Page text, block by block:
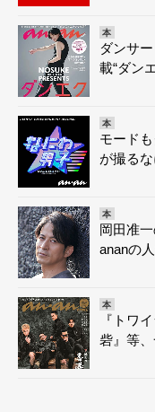
本
ダンサ
載“ダン
本
モード
が撮る
本
岡田准
ananの
本
『トワ
砦』等